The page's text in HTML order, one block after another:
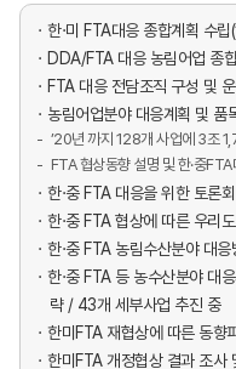
한·미 FTA대응 종합계획 수립
DDA/FTA 대응 농림어업 종
FTA 대응 전담조직 구성 및
농림어업분야 대응계획 및 품
’20년 까지 128개 사업에 3조
FTA 협상동향 설명 및 한·중
한·중 FTA 대응을 위한 토론
한·중 FTA 협상에 따른 우리
한·중 FTA 농림수산분야 대응
한·중 FTA 등 농수산분야 대
략 / 43개 세부사업 추진 중
한미FTA 재협상에 따른 동향
한미FTA 개정협상 결과 조사